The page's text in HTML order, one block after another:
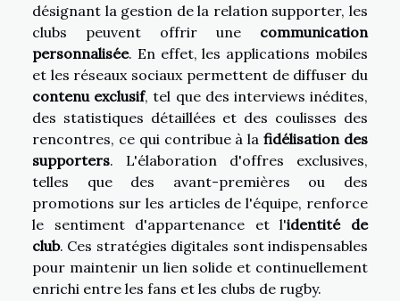
désignant la gestion de la relation supporter, les
clubs peuvent offrir une communication
personnalisée. En effet, les applications mobiles
et les réseaux sociaux permettent de diffuser du
contenu exclusif, tel que des interviews inédites,
des statistiques détaillées et des coulisses des
rencontres, ce qui contribue à lafidélisation des
supporters. L'élaboration d'offres exclusives,
telles que des avant-premières ou des
promotions sur les articles de l'équipe, renforce
le sentiment d'appartenance et l'identité de
club. Ces stratégies digitales sont indispensables
pour maintenir un lien solide et continuellement
enrichi entre les fans et les clubs de rugby.